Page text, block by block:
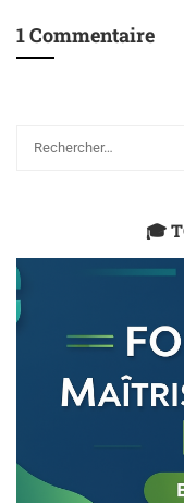
1 Commentaire
🎓